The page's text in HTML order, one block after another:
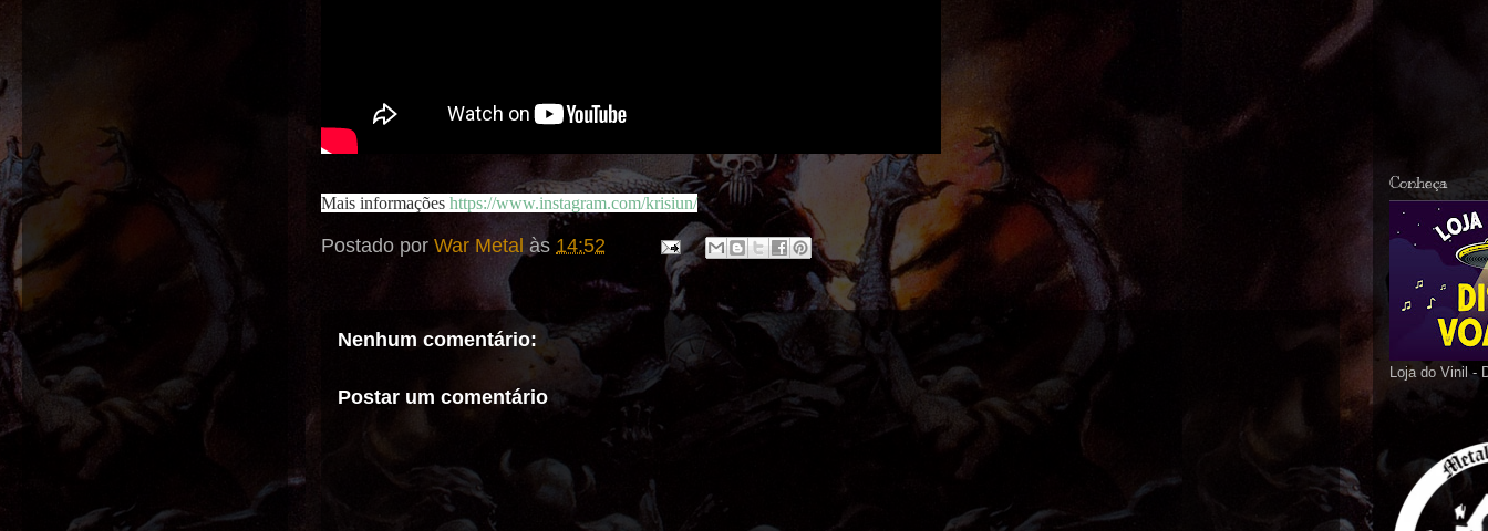
Mais informações https://www.instagram.com/krisiun/
Postado por War Metal às 14:52
Nenhum comentário:
Postar um comentário
Conheça
Loja do Vinil -